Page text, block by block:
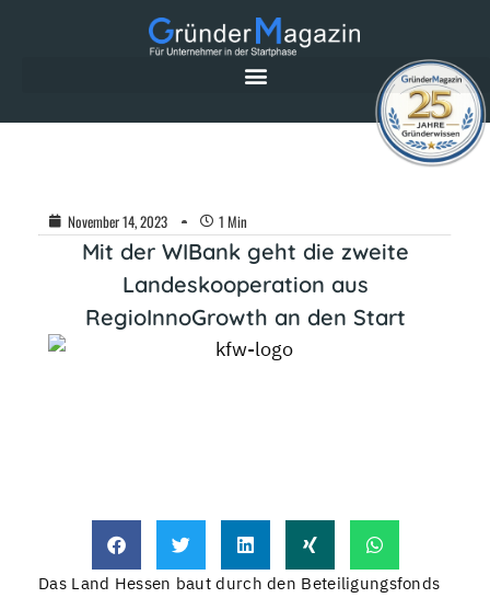
November 14, 2023 1 Min
Mit der WIBank geht die zweite
Landeskooperation aus
RegioInnoGrowth an den Start
Das Land Hessen baut durch den Beteiligungsfonds